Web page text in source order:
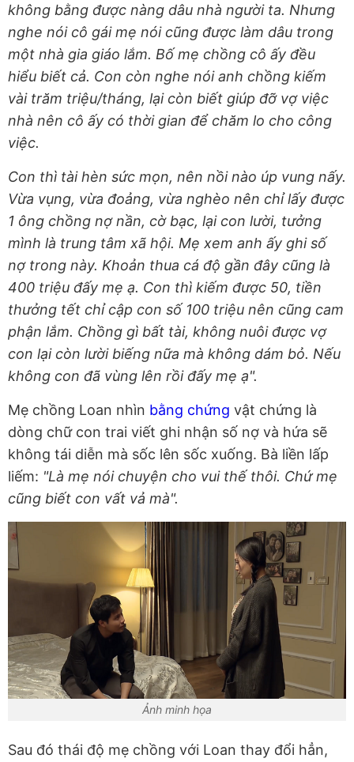
không bằng được nàng dâu nhà người ta. Nhưng
nghe nói cô gái mẹ nói cũng được làm dâu trong
một nhà gia giáo lắm. Bố mẹ chồng cô ấy đều
hiểu biết cả. Con còn nghe nói anh chồng kiếm
vài trăm triệu/tháng, lại còn biết giúp đỡ vợ việc
nhà nên cô ấy có thời gian để chăm lo cho công
việc.
Con thì tài hèn sức mọn, nên nồi nào úp vung nấy.
Vừa vụng, vừa đoảng, vừa nghèo nên chỉ lấy được
1 ông chồng nợ nần, cờ bạc, lại con lười, tưởng
mình là trung tâm xã hội. Mẹ xem anh ấy ghi số
nợ trong này. Khoản thua cá độ gần đây cũng là
400 triệu đấy mẹ ạ. Con thì kiếm được 50, tiền
thưởng tết chỉ cập con số 100 triệu nên cũng cam
phận lắm. Chồng gì bất tài, không nuôi được vợ
con lại còn lười biếng nữa mà không dám bỏ. Nếu
không con đã vùng lên rồi đấy mẹ ạ".
Mẹ chồng Loan nhìn bằng chứng vật chứng là
dòng chữ con trai viết ghi nhận số nợ và hứa sẽ
không tái diễn mà sốc lên sốc xuống. Bà liền lấp
liếm: "Là mẹ nói chuyện cho vui thế thôi. Chứ mẹ
cũng biết con vất vả mà".
Ảnh minh họa
Sau đó thái độ mẹ chồng với Loan thay đổi hẳn,